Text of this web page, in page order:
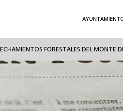
FORESTALES DEL MONTE